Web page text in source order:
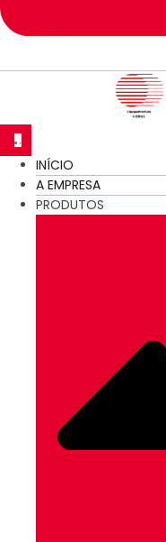
INÍCIO
A EMPRESA
PRODUTOS